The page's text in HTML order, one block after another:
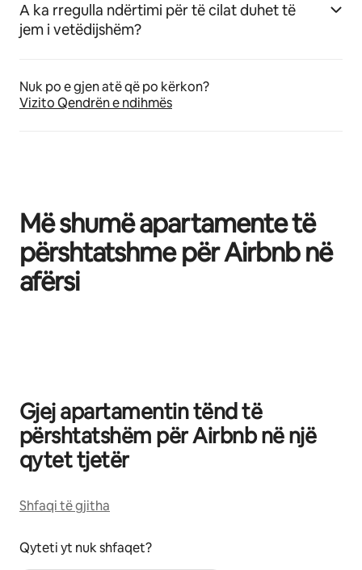
A ka rregulla ndërtimi për të cilat duhet të
jem i vetëdijshëm?
Nuk po e gjen atë që po kërkon?
Vizito Qendrën e ndihmës
Më shumë apartamente të
përshtatshme për Airbnb në
afërsi
Gjej apartamentin tënd të
përshtatshëm për Airbnb në një
qytet tjetër
Shfaqi të gjitha
Qyteti yt nuk shfaqet?